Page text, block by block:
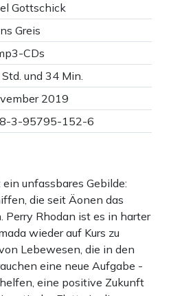
Gottschick
Greis
CDs
und 34 Min.
2019
3-95795-152-6
unfassbares Gebilde:
die seit Äonen das
Perry Rhodan ist es in harter
wieder auf Kurs zu
Lebewesen, die in den
eine neue Aufgabe -
eine positive Zukunft